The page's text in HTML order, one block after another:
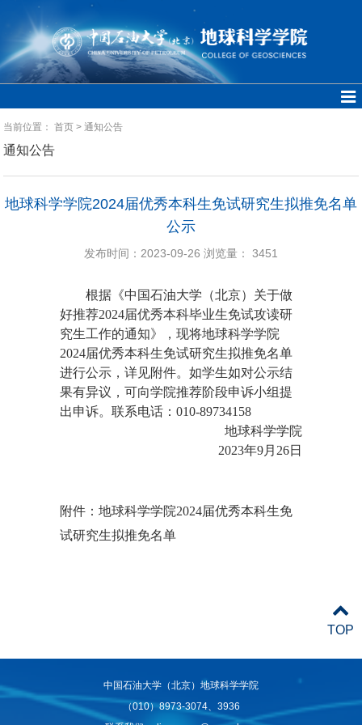
当前位置：首页 >通知公告
通知公告
地球科学学院2024届优秀本科生免试研究生拟推免名单
公示
发布时间：2023-09-26 浏览量： 3451
根据《中国石油大学（北京）关于做
好推荐2024届优秀本科毕业生免试攻读研
究生工作的通知》，现将地球科学学院
2024届优秀本科生免试研究生拟推免名单
进行公示，详见附件。如学生如对公示结
果有异议，可向学院推荐阶段申诉小组提
出申诉。联系电话：010-89734158
地球科学学院
2023年9月 26日
附件： 地球科学学院2024届优秀本科生免
试研究生拟推免名单
中国石油大学（北京）地球科学学院
（010）8973-3074、3936
TOP